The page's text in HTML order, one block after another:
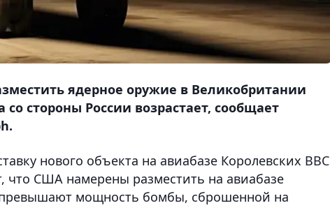
ядерное оружие в Великобритании
со стороны России возрастает, сообщает
нового объекта на авиабазе Королевских ВВС
что США намерены разместить на авиабазе
мощность бомбы, сброшенной на